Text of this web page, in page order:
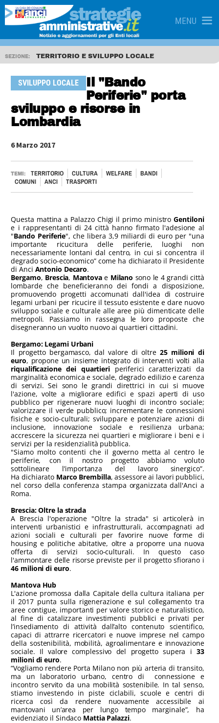
MENU
SEZIONE: TERRITORIO E SVILUPPO LOCALE
SVILUPPO LOCALE
Il "Bando
Periferie" porta
sviluppo e risorse in
Lombardia
6 Marzo 2017
TEMI: TERRITORIO CULTURA WELFARE
BANDI
COMUNI
ANCI TRASPORTI
Questa mattina a Palazzo Chigi il primo ministroGentiloni
e i rappresentanti di 24 città hanno firmato l'adesione al
"Bando Periferie", che libera 3,9 miliardi di euro per "una
importante ricucitura delle periferie, luoghi non
necessariamente lontani dal centro, in cui si concentra il
degrado socio-economico” come ha dichiarato il Presidente
di Anci Antonio Decaro.
Bergamo, Brescia, Mantovae Milano sono le 4 grandi città
lombarde che beneficieranno dei fondi a disposizione,
promuovendo progetti accomunati dall'idea di costruire
legami urbani per ricucire il tessuto esistente e dare nuovo
sviluppo sociale e culturale alle aree più dimenticate delle
metropoli. Passiamo in rassegna le loro proposte che
disegneranno un vuolto nuovo ai quartieri cittadini.
Bergamo: Legami Urbani
Il progetto bergamasco, dal valore di oltre 25 milioni di
euro, propone un insieme integrato di interventi volti alla
riqualificazione dei quartieri periferici caratterizzati da
marginalità economica e sociale, degrado edilizio e carenza
di servizi. Sei sono le grandi direttrici in cui si muove
l'azione, volte a migliorare edifici e spazi aperti di uso
pubblico per rigenerare nuovi luoghi di incontro sociale;
valorizzare il verde pubblico; incrementare le connessioni
fisiche e socio-culturali; sviluppare e potenziare azioni di
inclusione, innovazione sociale e resilienza urbana;
accrescere la sicurezza nei quartieri e migliorare i beni e i
servizi per la residenzialità pubblica.
"Siamo molto contenti che il governo metta al centro le
periferie, con il nostro progetto abbiamo voluto
sottolineare l’importanza del lavoro sinergico”.
Ha dichiarato Marco Brembilla, assessore ai lavori pubblici,
nel corso della conferenza stampa organizzata dall'Anci a
Roma.
Brescia: Oltre la strada
A Brescia l'operazione "Oltre la strada" si articolerà in
interventi urbanistici e infrastrutturali, accompagnati ad
azioni sociali e culturali per favorire nuove forme di
housing e politiche abitative, oltre a proporre una nuova
offerta di servizi socio-culturali. In questo caso
l'ammontare delle risorse previste per il progetto sfiorano i
46 milioni di euro.
Mantova Hub
L'azione promossa dalla Capitale della cultura italiana per
il 2017 punta sulla rigenerazione e sul collegamento tra
aree contigue, importanti per valore storico e naturalistico,
al fine di catalizzare investimenti pubblici e privati per
l’insediamento di attività dall’alto contenuto scientifico,
capaci di attrarre ricercatori e nuove imprese nel campo
della sostenibilità, mobilità, agroalimentare e innovazione
sociale. Il valore complessivo del progetto supera i 33
milioni di euro.
“Vogliamo rendere Porta Milano non più arteria di transito,
ma un laboratorio urbano, centro di connessione e
incontro servito da una mobilità sostenibile. In tal senso,
stiamo investendo in piste ciclabili, scuole e centri di
ricerca così da rendere nuovamente accessibile ai
mantovani un’area per lungo tempo marginale”, ha
evidenziato il Sindaco Mattia Palazzi.